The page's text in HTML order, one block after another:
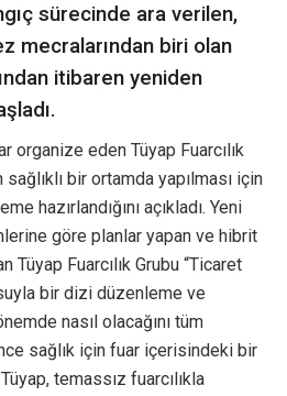
sürecinde ara verilen,
mecralarından biri olan
itibaren yeniden
organize eden Tüyap Fuarcılık
bir ortamda yapılması için
hazırlandığını açıkladı. Yeni
göre planlar yapan ve hibrit
Tüyap Fuarcılık Grubu “Ticaret
bir dizi düzenleme ve
nasıl olacağını tüm
sağlık için fuar içerisindeki bir
temassız fuarcılıkla